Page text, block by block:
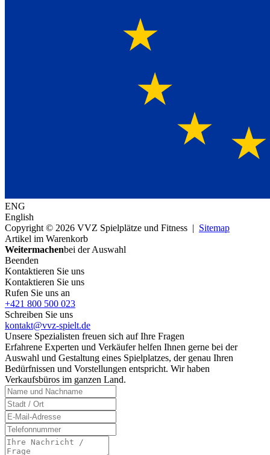
ENG
English
Copyright © 2026 VVZ Spielplätze und Fitness | Sitemap
Artikel im Warenkorb
Weitermachenbei der Auswahl
Beenden
Kontaktieren Sie uns
Kontaktieren Sie uns
Rufen Sie uns an
+421 800 500 023
Schreiben Sie uns
kontakt@vvz-spielt.de
Unsere Spezialisten freuen sich auf Ihre Fragen
Erfahrene Experten und Verkäufer helfen Ihnen gerne bei der
Auswahl und Gestaltung eines Spielplatzes, der genau Ihren
Bedürfnissen und Vorstellungen entspricht. Wir haben
Verkaufsbüros im ganzen Land.